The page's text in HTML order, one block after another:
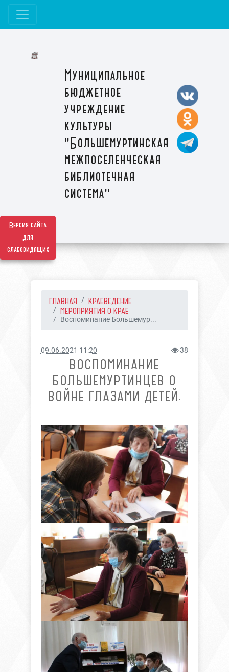
Версия сайта
для
слабовидящих
Муниципальное
бюджетное
учреждение
культуры
"Большемуртинская
межпоселенческая
библиотечная
система"
ГЛАВНАЯ
КРАЕВЕДЕНИЕ
МЕРОПРИЯТИЯ О КРАЕ
Воспоминание Большемур...
09.06.2021 11:20 38
ВОСПОМИНАНИЕ
БОЛЬШЕМУРТИНЦЕВ О
ВОЙНЕ ГЛАЗАМИ ДЕТЕЙ.